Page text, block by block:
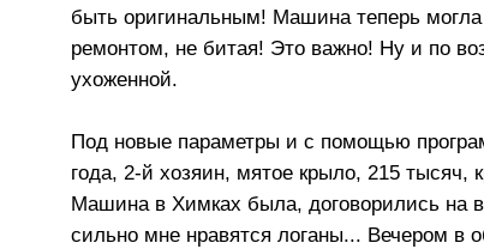
быть оригинальным! Машина теперь
ремонтом, не битая! Это важно! Ну и по
ухоженной.
Под новые параметры и с помощью
года, 2-й хозяин, мятое крыло, 215 тысяч,
Машина в Химках была, договорились на
сильно мне нравятся логаны... Вечером в